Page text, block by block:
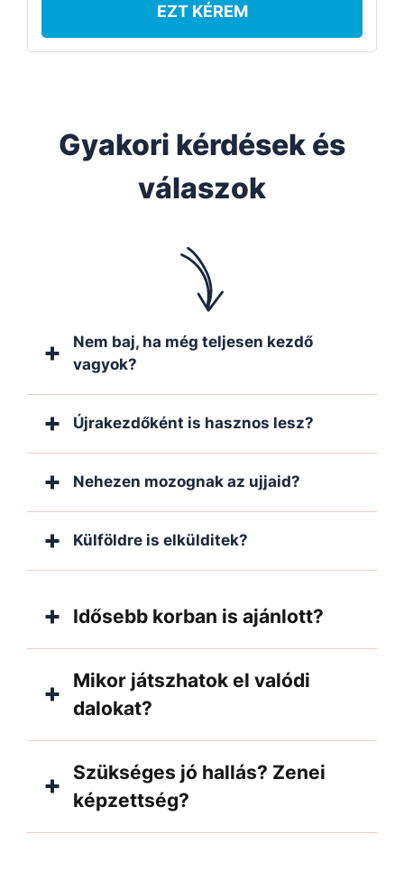
EZT KÉREM
Gyakori kérdések és
válaszok
Nem baj, ha még teljesen kezdő
vagyok?
Újrakezdőként is hasznos lesz?
Nehezen mozognak az ujjaid?
Külföldre is elkülditek?
Idősebb korban is ajánlott?
Mikor játszhatok el valódi
dalokat?
Szükséges jó hallás? Zenei
képzettség?